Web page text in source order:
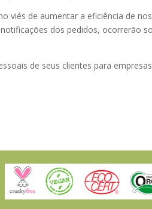
viés de aumentar a eficiência de
dos pedidos, ocorrerão
de seus clientes para